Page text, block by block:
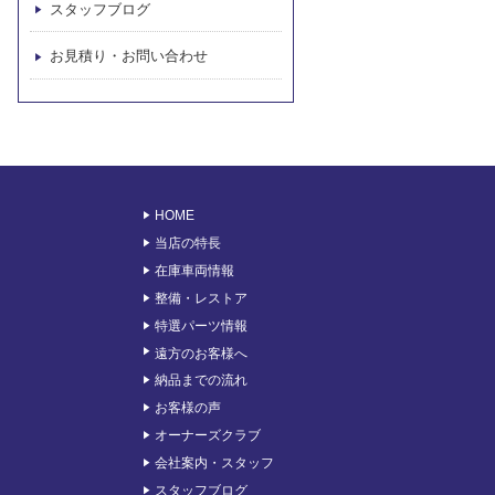
スタッフブログ
お見積り・お問い合わせ
HOME
当店の特長
在庫車両情報
整備・レストア
特選パーツ情報
遠方のお客様へ
納品までの流れ
お客様の声
オーナーズクラブ
会社案内・スタッフ
スタッフブログ